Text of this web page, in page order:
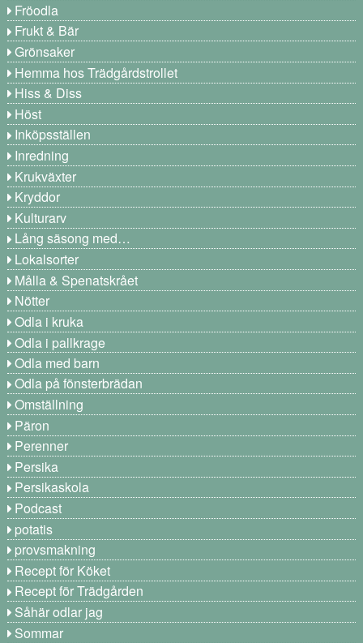
Fröodla
Frukt & Bär
Grönsaker
Hemma hos Trädgårdstrollet
Hiss & Diss
Höst
Inköpsställen
Inredning
Krukväxter
Kryddor
Kulturarv
Lång säsong med…
Lokalsorter
Målla & Spenatskrået
Nötter
Odla i kruka
Odla i pallkrage
Odla med barn
Odla på fönsterbrädan
Omställning
Päron
Perenner
Persika
Persikaskola
Podcast
potatis
provsmakning
Recept för Köket
Recept för Trädgården
Såhär odlar jag
Sommar